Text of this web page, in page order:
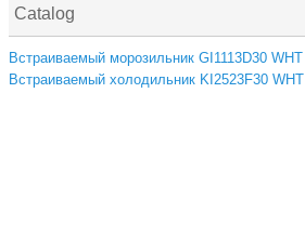
Catalog
Встраиваемый морозильник GI1113D30 WHT
Встраиваемый холодильник KI2523F30 WHT